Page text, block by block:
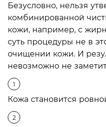
Безусловно, нельзя
комбинированной
кожи, например, с
суть процедуры не в
очищении кожи. И
невозможно не
Кожа становится